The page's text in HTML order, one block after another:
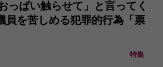
っぱい触らせて」と言ってく
員を苦しめる犯罪的行為「票
特集